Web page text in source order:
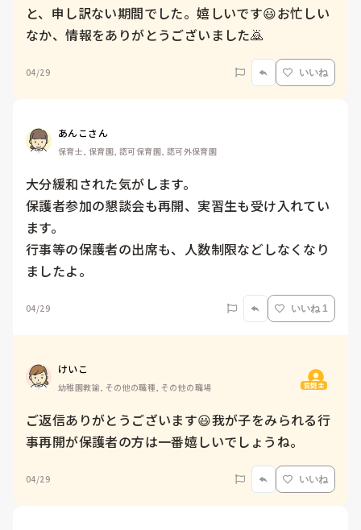
と、申し訳ない期間でした。嬉しいです😃お忙しい
なか、情報をありがとうございました🙇
04/29 いいね
あんこさん
保育士, 保育園, 認可保育園, 認可外保育園
大分緩和された気がします。
保護者参加の懇談会も再開、実習生も受け入れてい
ます。
行事等の保護者の出席も、人数制限などしなくなり
ましたよ。
04/29 いいね 1
けいこ
幼稚園教諭, その他の職種, その他の職場 質問主
ご返信ありがとうございます😃我が子をみられる行
事再開が保護者の方は一番嬉しいでしょうね。
04/29 いいね